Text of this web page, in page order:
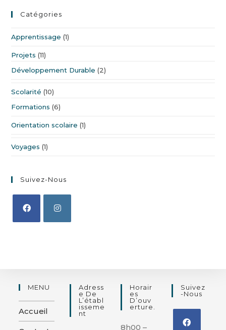
Catégories
Apprentissage (1)
Projets (11)
Développement Durable (2)
Scolarité (10)
Formations (6)
Orientation scolaire (1)
Voyages (1)
Suivez-Nous
MENU
Accueil
Adress
E De
L’établ
Isseme
Nt
Horair
Es
D’ouv
Erture.
8h00 –
Suivez
-nous